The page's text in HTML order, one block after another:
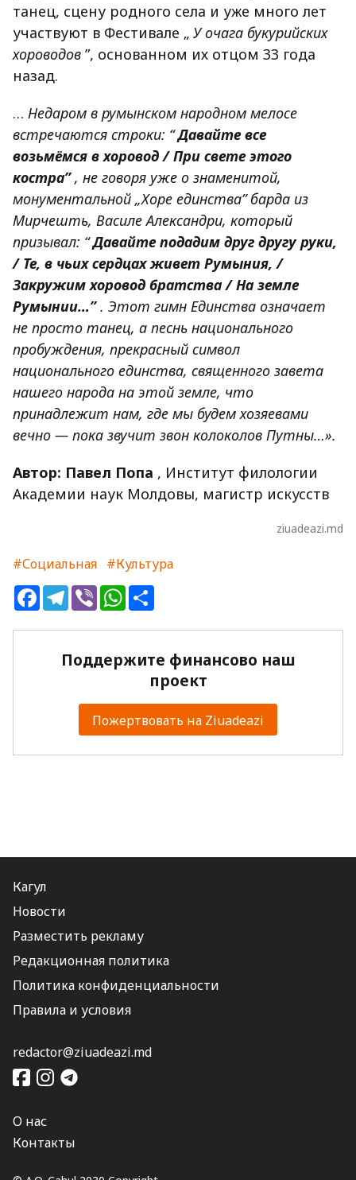
танец, сцену родного села и уже много лет
участвуют в Фестивале „ У очага букурийских
хороводов ”, основанном их отцом 33 года
назад.
… Недаром в румынском народном мелосе
встречаются строки: “ Давайте все
возьмёмся в хоровод / При свете этого
костра” , не говоря уже о знаменитой,
монументальной „Хоре единства” барда из
Мирчешть, Василе Александри, который
призывал: “ Давайте подадим друг другу руки,
/ Те, в чьих сердцах живет Румыния, /
Закружим хоровод братства / На земле
Румынии…” . Этот гимн Единства означает
не просто танец, а песнь национального
пробуждения, прекрасный символ
национального единства, священного завета
нашего народа на этой земле, что
принадлежит нам, где мы будем хозяевами
вечно — пока звучит звон колоколов Путны…».
Автор: Павел Попа , Институт филологии
Академии наук Молдовы, магистр искусств
ziuadeazi.md
#Социальная #Культура
FacebookTelegram
ViberWhatsApp
Поддержите финансово наш
проект
Пожертвовать на Ziuadeazi
Кагул
Новости
Разместить рекламу
Редакционная политика
Политика конфиденциальности
Правила и условия
redactor@ziuadeazi.md
О нас
Контакты